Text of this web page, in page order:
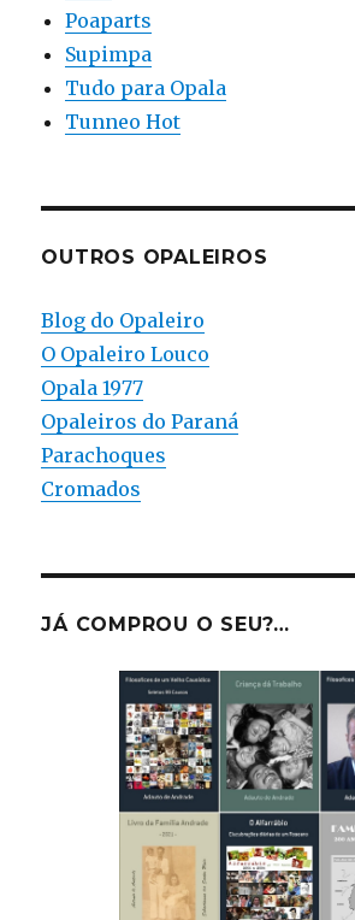
Poaparts
Supimpa
Tudo para Opala
Tunneo Hot
OUTROS OPALEIROS
Blog do Opaleiro
O Opaleiro Louco
Opala 1977
Opaleiros do Paraná
Parachoques
Cromados
JÁ COMPROU O SEU?…